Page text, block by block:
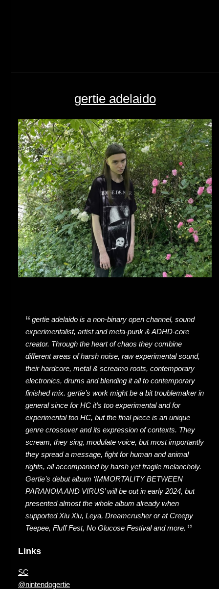
gertie adelaido
gertie adelaido is a non-binary open channel, sound
experimentalist, artist and meta-punk & ADHD-core
creator. Through the heart of chaos they combine
different areas of harsh noise, raw experimental sound,
their hardcore, metal & screamo roots, contemporary
electronics, drums and blending it all to contemporary
finished mix. gertie’s work might be a bit troublemaker in
general since for HC it’s too experimental and for
experimental too HC, but the final piece is an unique
genre crossover and its expression of contexts. They
scream, they sing, modulate voice, but most importantly
they spread a message, fight for human and animal
rights, all accompanied by harsh yet fragile melancholy.
Gertie’s debut album ‘IMMORTALITY BETWEEN
PARANOIA AND VIRUS’ will be out in early 2024, but
presented almost the whole album already when
supported Xiu Xiu, Leya, Dreamcrusher or at Creepy
Teepee, Fluff Fest, No Glucose Festival and more.
Links
SC
@nintendogertie